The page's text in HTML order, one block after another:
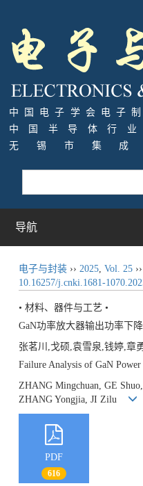
中国电子学会电子
中国半导体行
无锡市集成
导航
电子与封装›› 2025, Vol. 25››
10.16257/j.cnki.1681-
• 材料、器件与工艺 •
GaN功率放大器输出功率下
张茗川,戈硕,袁雪泉,钱婷,章
Failure Analysis of GaN
ZHANG Mingchuan, GE
ZHANG Yongjia, JI Zilu
PDF
616